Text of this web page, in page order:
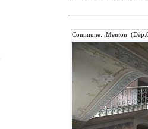
Commune: Menton